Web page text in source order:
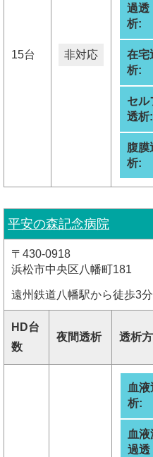
15台 非対応
過透
析:
在宅
析:
セル
透析:
腹膜
析:
平安の森記念病院
〒430-0918
浜松市中央区八幡町181
遠州鉄道八幡駅から徒歩3
HD台
数
夜間透析 透析
血液
析:
血液
過透